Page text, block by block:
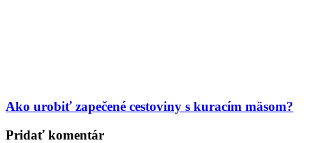
Ako urobiť zapečené cestoviny s kuracím mäsom?
Pridať komentár